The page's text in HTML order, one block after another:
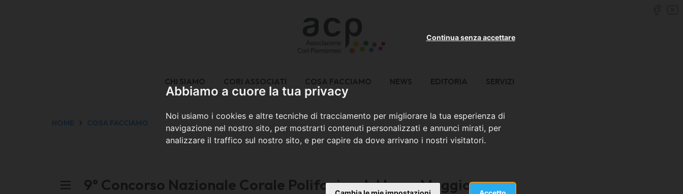
Abbiamo a cuore la tua privacy
Noi usiamo i cookies e altre tecniche di tracciamento per migliorare la tua esperienza di
navigazione nel nostro sito, per mostrarti contenuti personalizzati e annunci mirati, per
analizzare il traffico sul nostro sito, e per capire da dove arrivano i nostri visitatori.
Continua senza accettare
CHI SIAMO CORI ASSOCIATI COSA FACCIAMO NEWS EDITORIA SERVIZI
HOME COSA FACCIAMO
9° Concorso Nazionale Corale Polifonico del Lago Maggiore